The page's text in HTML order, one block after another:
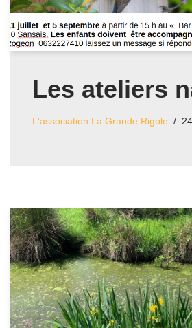
Les ateliers
L'association La Grande Rigole